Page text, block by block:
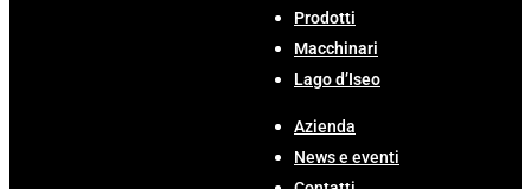
Prodotti
Macchinari
Lago d’Iseo
Azienda
News e eventi